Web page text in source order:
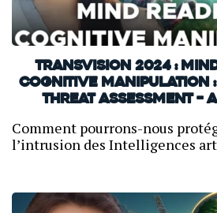
TransVision 2024 :
Cognitive Manipulation :
Threat Assessment –
Comment pourrons-nous
l’intrusion des Intelligences